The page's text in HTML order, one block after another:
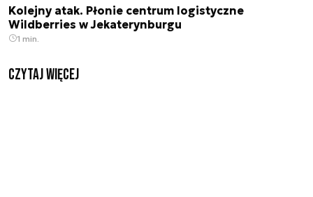
Kolejny atak. Płonie centrum logistyczne
Wildberries w Jekaterynburgu
1 min.
czytaj więcej